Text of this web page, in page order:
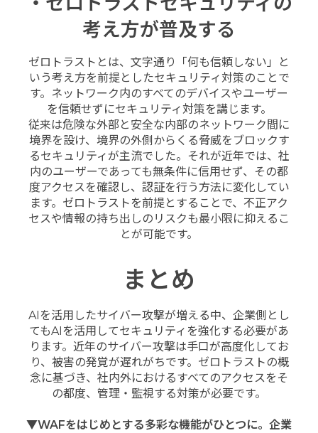
考え方が普及する
ゼロトラストとは、文字通り「何も信頼しない」と
いう考え方を前提としたセキュリティ対策のことで
す。ネットワーク内のすべてのデバイスやユーザー
を信頼せずにセキュリティ対策を講じます。
従来は危険な外部と安全な内部のネットワーク間に
境界を設け、境界の外側からくる脅威をブロックす
るセキュリティが主流でした。それが近年では、社
内のユーザーであっても無条件に信用せず、その都
度アクセスを確認し、認証を行う方法に変化してい
ます。ゼロトラストを前提とすることで、不正アク
セスや情報の持ち出しのリスクも最小限に抑えるこ
とが可能です。
まとめ
AIを活用したサイバー攻撃が増える中、企業側とし
てもAIを活用してセキュリティを強化する必要があ
ります。近年のサイバー攻撃は手口が高度化してお
り、被害の発覚が遅れがちです。ゼロトラストの概
念に基づき、社内外におけるすべてのアクセスをそ
の都度、管理・監視する対策が必要です。
▼WAFをはじめとする多彩な機能がひとつに。企業